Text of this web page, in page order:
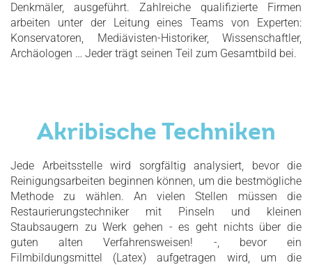
Denkmäler, ausgeführt. Zahlreiche qualifizierte Firmen
arbeiten unter der Leitung eines Teams von Experten:
Konservatoren, Mediävisten-Historiker, Wissenschaftler,
Archäologen … Jeder trägt seinen Teil zum Gesamtbild bei.
Akribische Techniken
Jede Arbeitsstelle wird sorgfältig analysiert, bevor die
Reinigungsarbeiten beginnen können, um die bestmögliche
Methode zu wählen. An vielen Stellen müssen die
Restaurierungstechniker mit Pinseln und kleinen
Staubsaugern zu Werk gehen - es geht nichts über die
guten alten Verfahrensweisen! -, bevor ein
Filmbildungsmittel (Latex) aufgetragen wird, um die